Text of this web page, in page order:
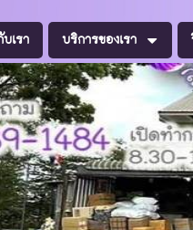
บเรา บริการของเรา